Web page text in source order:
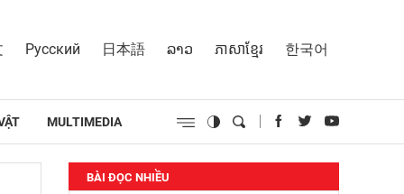
Русский 日本語 ລາວ ភាសាខ្មែរ 한국어
MULTIMEDIA
BÀI ĐỌC NHIỀU